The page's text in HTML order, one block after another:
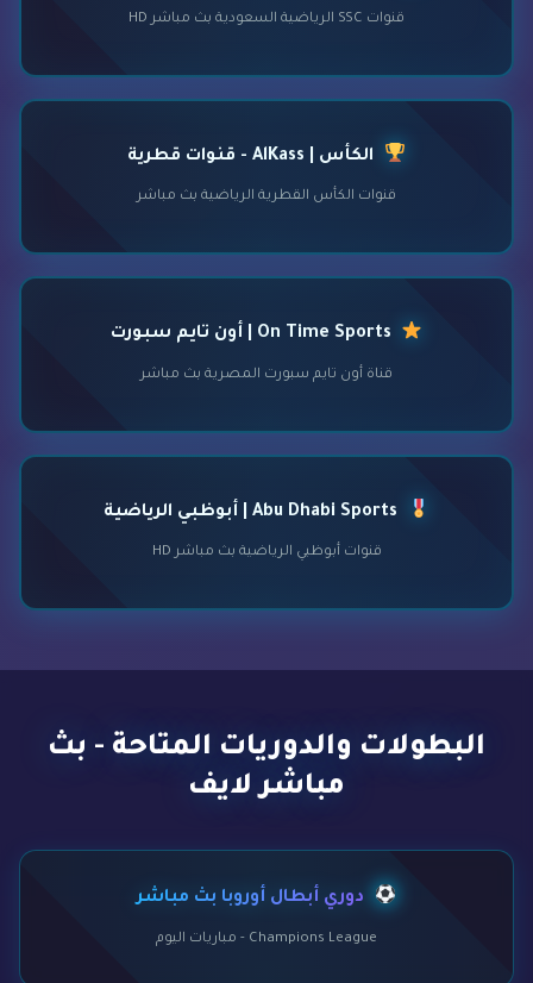
قنوات SSC الرياضية السعودية بث مباشر HD
الكأس | AlKass - قنوات قطرية
قنوات الكأس القطرية الرياضية بث مباشر
قناة أون تايم سبورت المصرية بث مباشر
قنوات أبوظبي الرياضية بث مباشر HD
البطولات والدوريات المتاحة - بث
مباشر لايف
دوري أبطال أوروبا بث مباشر
Champions League - مباريات اليوم